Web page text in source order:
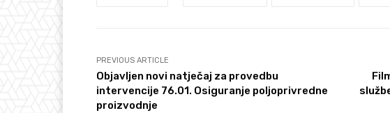
PREVIOUS ARTICLE
Objavljen novi natječaj za provedbu
intervencije 76.01. Osiguranje poljoprivredne
proizvodnje